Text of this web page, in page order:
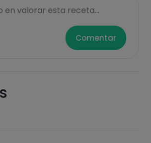
en valorar esta receta...
Comentar